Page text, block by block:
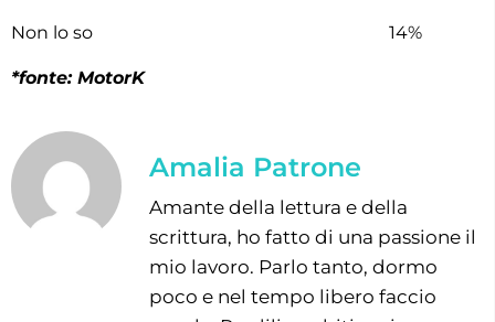
Non lo so 14%
*fonte: MotorK
Amalia Patrone
Amante della lettura e della
scrittura, ho fatto di una passione il
mio lavoro. Parlo tanto, dormo
poco e nel tempo libero faccio